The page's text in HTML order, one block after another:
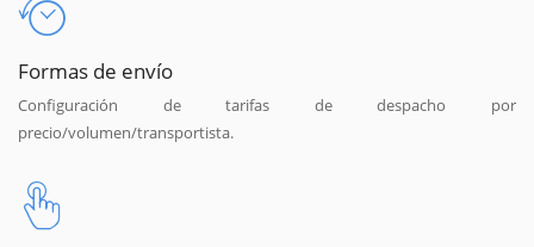
Formas de envío
Configuración de tarifas de despacho por
precio/volumen/transportista.